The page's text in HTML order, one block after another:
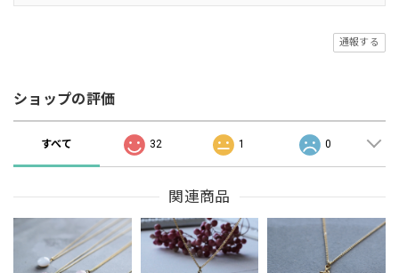
通報する
ショップの評価
すべて 32 1 0
関連商品